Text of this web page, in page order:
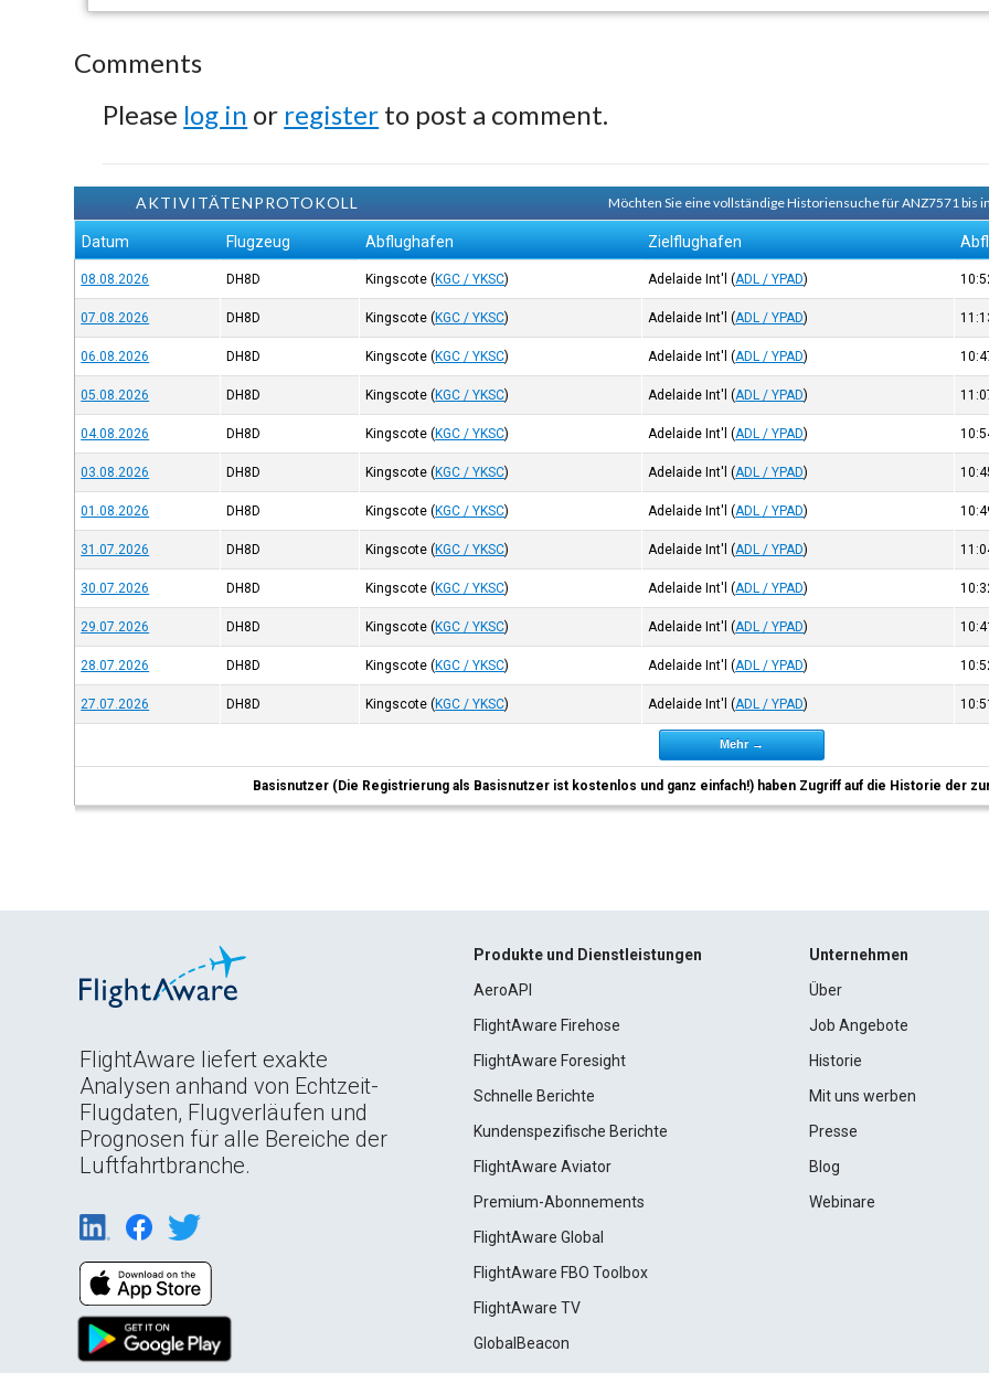
Comments
Please log in or register to post a comment.
AKTIVITÄTENPROTOKOLL Möchten Sie eine vollständige Historiensuche für ANZ7571 bis
Datum Flugzeug Abflughafen Zielflughafen
08.08.2026 DH8D Kingscote (KGC / YKSC) Adelaide Int'l (ADL / YPAD)
07.08.2026 DH8D Kingscote (KGC / YKSC) Adelaide Int'l (ADL / YPAD)
06.08.2026 DH8D Kingscote (KGC / YKSC) Adelaide Int'l (ADL / YPAD)
05.08.2026 DH8D Kingscote (KGC / YKSC) Adelaide Int'l (ADL / YPAD)
04.08.2026 DH8D Kingscote (KGC / YKSC) Adelaide Int'l (ADL / YPAD)
03.08.2026 DH8D Kingscote (KGC / YKSC) Adelaide Int'l (ADL / YPAD)
01.08.2026 DH8D Kingscote (KGC / YKSC) Adelaide Int'l (ADL / YPAD)
31.07.2026 DH8D Kingscote (KGC / YKSC) Adelaide Int'l (ADL / YPAD)
30.07.2026 DH8D Kingscote (KGC / YKSC) Adelaide Int'l (ADL / YPAD)
29.07.2026 DH8D Kingscote (KGC / YKSC) Adelaide Int'l (ADL / YPAD)
28.07.2026 DH8D Kingscote (KGC / YKSC) Adelaide Int'l (ADL / YPAD)
27.07.2026 DH8D Kingscote (KGC / YKSC) Adelaide Int'l (ADL / YPAD)
Mehr →
Basisnutzer (Die Registrierung als Basisnutzer ist kostenlos und ganz einfach!) haben Zugriff auf die Historie der
FlightAware liefert exakte
Analysen anhand von Echtzeit-
Flugdaten, Flugverläufen und
Prognosen für alle Bereiche der
Luftfahrtbranche.
Produkte und Dienstleistungen
AeroAPI
FlightAware Firehose
FlightAware Foresight
Schnelle Berichte
Kundenspezifische Berichte
FlightAware Aviator
Premium-Abonnements
FlightAware Global
FlightAware FBO Toolbox
FlightAware TV
GlobalBeacon
Unternehmen
Über
Job Angebote
Historie
Mit uns werben
Presse
Blog
Webinare